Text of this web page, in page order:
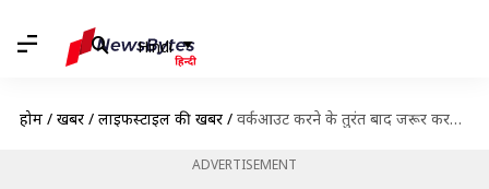
Hindi
होम / खबरें / लाइफस्टाइल की खबरें / वर्कआउट करने के तुरंत बाद जरूर करने चाहिए ये काम
ADVERTISEMENT